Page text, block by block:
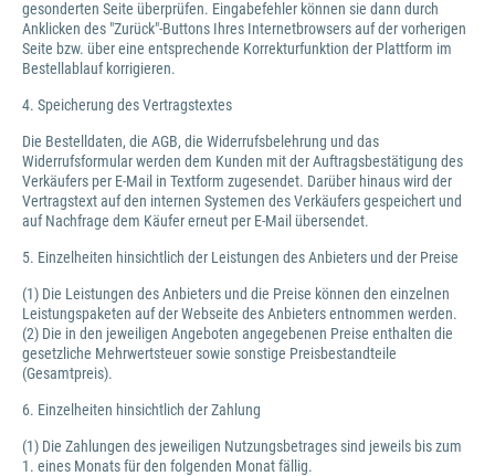
gesonderten Seite überprüfen. Eingabefehler können sie dann durch
Anklicken des "Zurück"-Buttons Ihres Internetbrowsers auf der vorherigen
Seite bzw. über eine entsprechende Korrekturfunktion der Plattform im
Bestellablauf korrigieren.
4. Speicherung des Vertragstextes
Die Bestelldaten, die AGB, die Widerrufsbelehrung und das
Widerrufsformular werden dem Kunden mit der Auftragsbestätigung des
Verkäufers per E-Mail in Textform zugesendet. Darüber hinaus wird der
Vertragstext auf den internen Systemen des Verkäufers gespeichert und
auf Nachfrage dem Käufer erneut per E-Mail übersendet.
5. Einzelheiten hinsichtlich der Leistungen des Anbieters und der Preise
(1) Die Leistungen des Anbieters und die Preise können den einzelnen
Leistungspaketen auf der Webseite des Anbieters entnommen werden.
(2) Die in den jeweiligen Angeboten angegebenen Preise enthalten die
gesetzliche Mehrwertsteuer sowie sonstige Preisbestandteile
(Gesamtpreis).
6. Einzelheiten hinsichtlich der Zahlung
(1) Die Zahlungen des jeweiligen Nutzungsbetrages sind jeweils bis zum
1. eines Monats für den folgenden Monat fällig.